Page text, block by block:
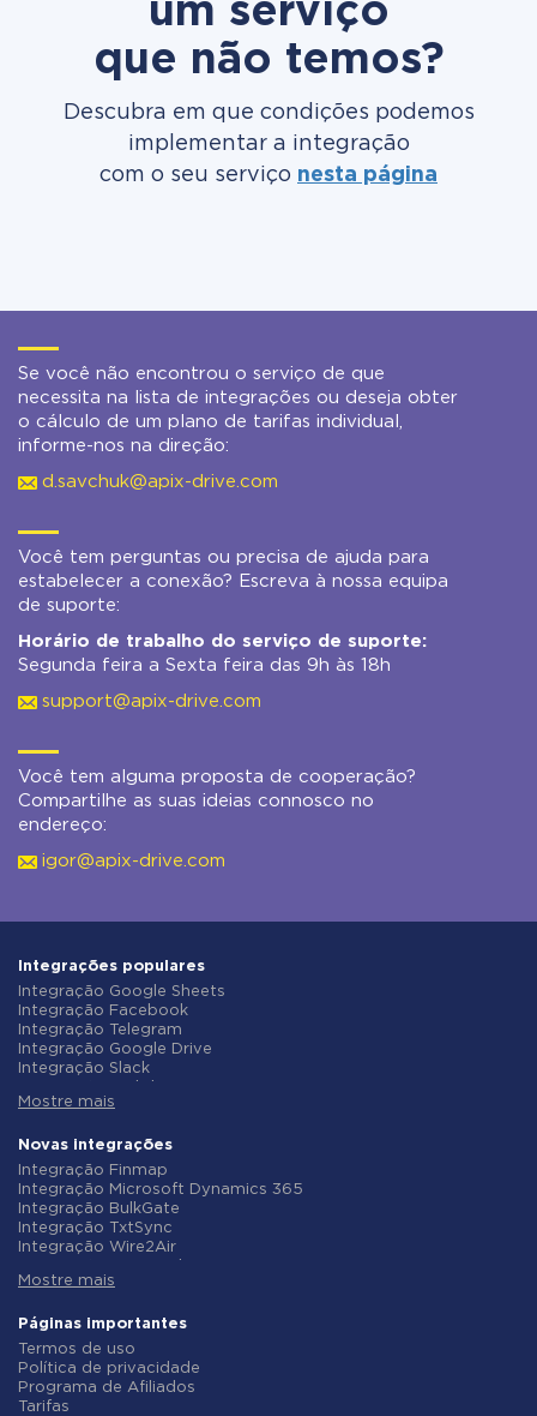
um serviço
que não temos?
Descubra em que condições podemos
implementar a integração
com o seu serviço nesta página
Se você não encontrou o serviço de que
necessita na lista de integrações ou deseja obter
o cálculo de um plano de tarifas individual,
informe-nos na direção:
d.savchuk@apix-drive.com
Você tem perguntas ou precisa de ajuda para
estabelecer a conexão? Escreva à nossa equipa
de suporte:
Horário de trabalho do serviço de suporte:
Segunda feira a Sexta feira das 9h às 18h
support@apix-drive.com
Você tem alguma proposta de cooperação?
Compartilhe as suas ideias connosco no
endereço:
igor@apix-drive.com
Integrações populares
Integração Google Sheets
Integração Facebook
Integração Telegram
Integração Google Drive
Integração Slack
Integração Gmail
Integração ClickUp
Integração Airtable
Integração Google Contacts
Integração OpenAI (ChatGPT)
Integração Instagram
Integração ActiveCampaign
Integração Typeform
Integração Salesforce CRM
Integração Notion
Integração AWeber
Integração Asana
Integração ZOHO CRM
Mostre mais
Novas integrações
Integração Finmap
Integração Microsoft Dynamics 365
Integração BulkGate
Integração TxtSync
Integração Wire2Air
Integração Infobip
Integração AtomPark
Integração TXTImpact
Integração Campaign Monitor
Integração CM.com
Integração D7 Networks
Mostre mais
Páginas importantes
Termos de uso
Política de privacidade
Programa de Afiliados
Tarifas